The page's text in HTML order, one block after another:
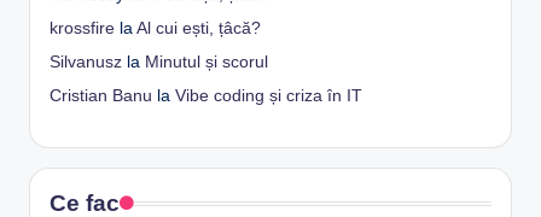
krossfire la Al cui ești, țâcă?
Silvanusz la Minutul și scorul
Cristian Banu la Vibe coding și criza în IT
Ce fac